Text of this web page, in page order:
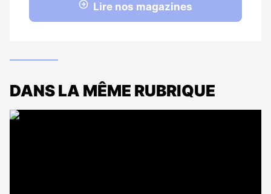
Lire nos magazines
DANS LA MÊME RUBRIQUE